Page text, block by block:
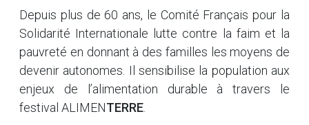
Depuis plus de 60 ans, le Comité Français pour la
Solidarité Internationale lutte contre la faim et la
pauvreté en donnant à des familles les moyens de
devenir autonomes. Il sensibilise la population aux
enjeux de l’alimentation durable à travers le
festival ALIMENTERRE